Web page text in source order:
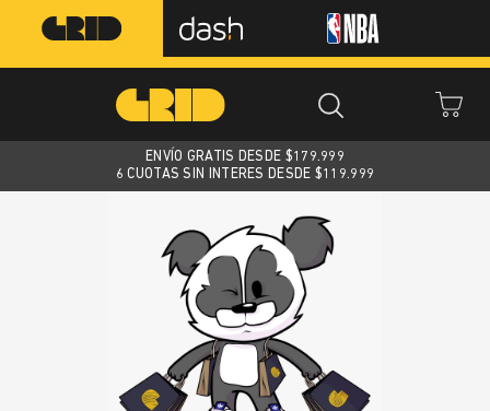
ENVÍO GRATIS DESDE $179.999
6 CUOTAS SIN INTERES DESDE $119.999